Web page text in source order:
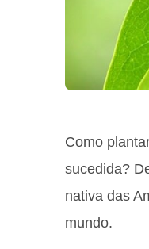
Como
sucedida?
nativa das
mundo.